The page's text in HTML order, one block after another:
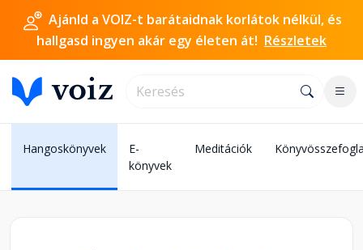
Ajánld a VOIZ-t barátaidnak korlátok nélkül, és
hallgasd ingyen akár egy életen át! Részletek
Hangoskönyvek
E-
könyvek
Meditációk